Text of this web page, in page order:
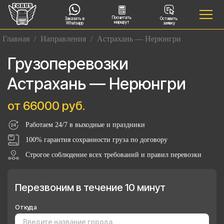
Заказать в
Whatsapp
Посчитать
маршрут
Оставить
заявку
Главная / Направления / Астрахань — Нерюнгри
Грузоперевозки
Астрахань — Нерюнгри
от 66000 руб.
Работаем 24/7 в выходные и праздники
100% гарантия сохранности груза по договору
Строгое соблюдение всех требований и правил перевозки
Перезвоним в течение 10 минут
Откуда